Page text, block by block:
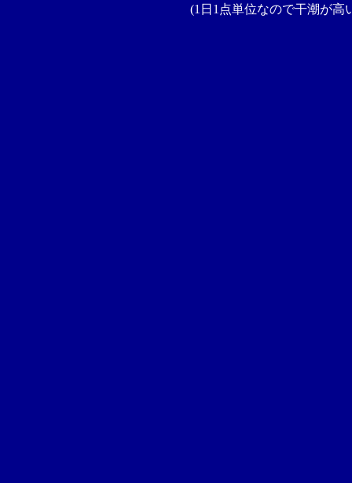
(1日1点単位なので干潮が高